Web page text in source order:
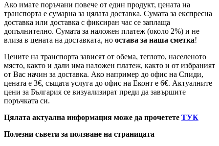
Ако имате поръчани повече от един продукт, цената на
транспорта е сумарна за цялата доставка. Сумата за експресна
доставка или доставка с фиксиран час се заплаща
допълнително. Сумата за наложен платеж (около 2%) и не
влиза в цената на доставката, но остава за наша сметка!
Цените на транспорта зависят от обема, теглото, населеното
място, както и дали има наложен платеж, както и от избраният
от Вас начин за доставка. Ако например до офис на Спиди,
цената е 3€, същата услуга до офис на Еконт е 6€. Актуалните
цени за България се визуализират преди да завършите
поръчката си.
Цялата актуална информация може да прочетете ТУК
Полезни съвети за ползване на страницата